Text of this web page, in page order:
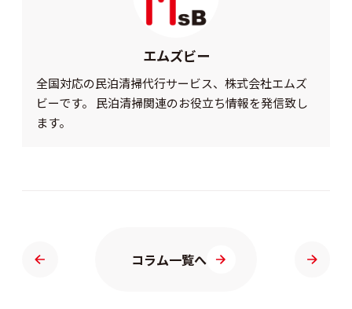
エムズビー
全国対応の民泊清掃代行サービス、株式会社エムズ
ビーです。 民泊清掃関連のお役立ち情報を発信致し
ます。
コラム一覧へ